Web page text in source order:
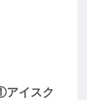
アイスク